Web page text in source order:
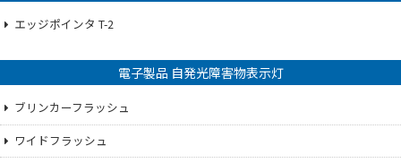
エッジポインタ T-2
電子製品 自発光障害物表示灯
ブリンカーフラッシュ
ワイドフラッシュ